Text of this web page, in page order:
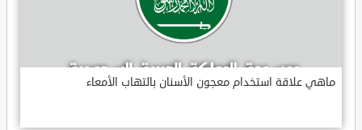
ماهي علاقة استخدام معجون الأسنان بالتهاب الأمعاء